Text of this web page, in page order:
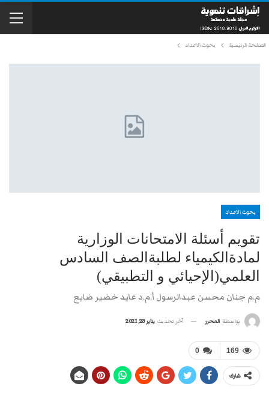
الصفحة الرئيسية بحوث الاعداد
بحوث الاعداد
تقويم أسئلة الامتحانات الوزارية
لمادةالكيمياء لطلبةالصف السادس
العلمي(الإحيائي و التطبيقي)
م.م جنان محسن عبدالرسول أ.م.د عايد خضير ضايع
بواسطة المحرر آخر تحديث يناير 23, 2021
0 169
شارك